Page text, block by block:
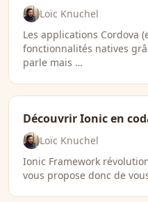
Loïc Knuchel
Les applications Cordova
fonctionnalités natives
parle mais …
Découvrir Ionic en
Loïc Knuchel
Ionic Framework
vous propose donc de